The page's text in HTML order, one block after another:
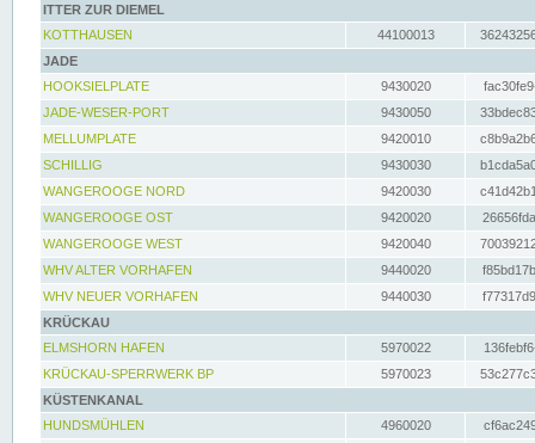
ITTER ZUR DIEMEL
KOTTHAUSEN
44100013
JADE
HOOKSIELPLATE
9430020
JADE-WESER-PORT
9430050
MELLUMPLATE
9420010
SCHILLIG
9430030
WANGEROOGE NORD
9420030
WANGEROOGE OST
9420020
WANGEROOGE WEST
9420040
WHV ALTER VORHAFEN
9440020
WHV NEUER VORHAFEN
9440030
KRÜCKAU
ELMSHORN HAFEN
5970022
KRÜCKAU-SPERRWERK BP
5970023
KÜSTENKANAL
HUNDSMÜHLEN
4960020